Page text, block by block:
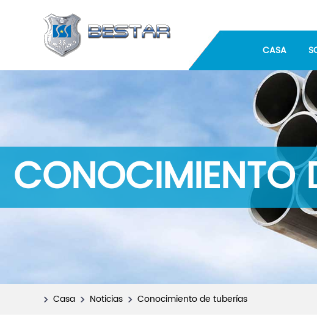
CASA
CONOCIMIENTO
Casa Noticias Conocimiento de tuberías